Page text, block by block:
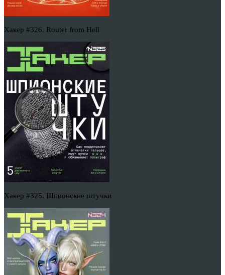
Хакер #326. Router from Hell
Хакер #325. Шпионские штучки